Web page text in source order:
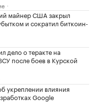
майнер США закрыл
и сократил биткоин-
дело о теракте на
после боев в Курской
укреплении влияния
Google